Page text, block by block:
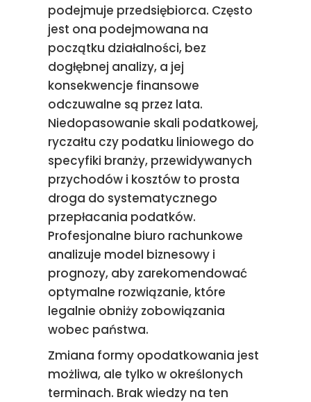
podejmuje przedsiębiorca. Często
jest ona podejmowana na
początku działalności, bez
dogłębnej analizy, a jej
konsekwencje finansowe
odczuwalne są przez lata.
Niedopasowanie skali podatkowej,
ryczałtu czy podatku liniowego do
specyfiki branży, przewidywanych
przychodów i kosztów to prosta
droga do systematycznego
przepłacania podatków.
Profesjonalne biuro rachunkowe
analizuje model biznesowy i
prognozy, aby zarekomendować
optymalne rozwiązanie, które
legalnie obniży zobowiązania
wobec państwa.
Zmiana formy opodatkowania jest
możliwa, ale tylko w określonych
terminach. Brak wiedzy na ten